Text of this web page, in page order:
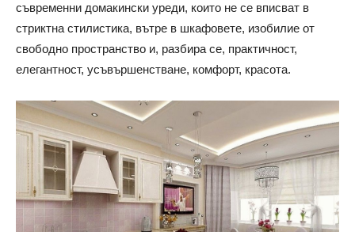
съвременни домакински уреди, които не се вписват в
стриктна стилистика, вътре в шкафовете, изобилие от
свободно пространство и, разбира се, практичност,
елегантност, усъвършенстване, комфорт, красота.